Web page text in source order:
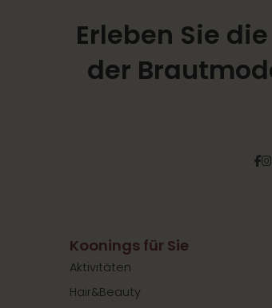
Erleben Sie
der
Koonings für Sie
Aktivitäten
Hair&Beauty